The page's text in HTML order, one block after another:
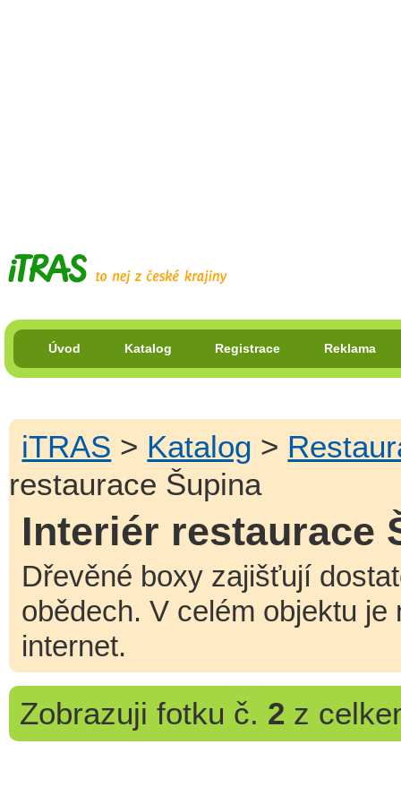
Úvod Katalog Registrace Reklama
iTRAS > Katalog >
restaurace Šupina
Interiér restaurace
Dřevěné boxy zajišťují
obědech. V celém objektu
internet.
Zobrazuji fotku č. 2 z